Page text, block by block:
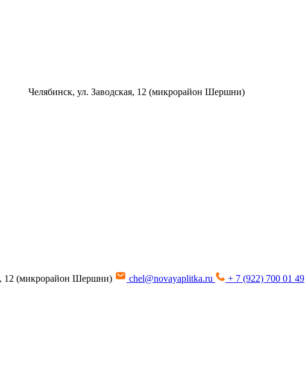
Челябинск, ул. Заводская, 12 (микрорайон Шершни)
12 (микрорайон Шершни) chel@novayaplitka.ru
+ 7 (922) 700 01 49